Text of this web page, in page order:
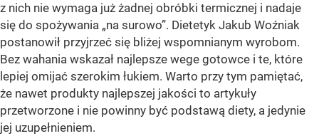
z nich nie wymaga już żadnej obróbki termicznej i nadaje
się do spożywania „na surowo”. Dietetyk Jakub Woźniak
postanowił przyjrzeć się bliżej wspomnianym wyrobom.
Bez wahania wskazał najlepsze wege gotowce i te, które
lepiej omijać szerokim łukiem. Warto przy tym pamiętać,
że nawet produkty najlepszej jakości to artykuły
przetworzone i nie powinny być podstawą diety, a jedynie
jej uzupełnieniem.